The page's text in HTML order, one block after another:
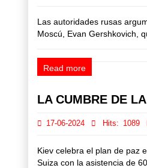
Las autoridades rusas
Moscú, Evan Gershkovich,
Read more
LA CUMBRE DE
17-06-2024 Hits: 1089
Kiev celebra el plan de paz
Suiza con la asistencia de